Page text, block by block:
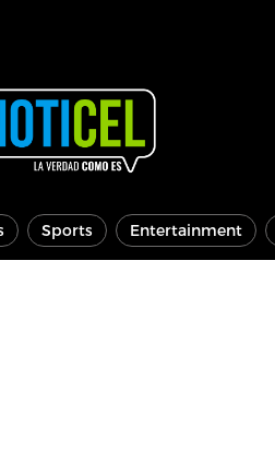
Sports Entertainment